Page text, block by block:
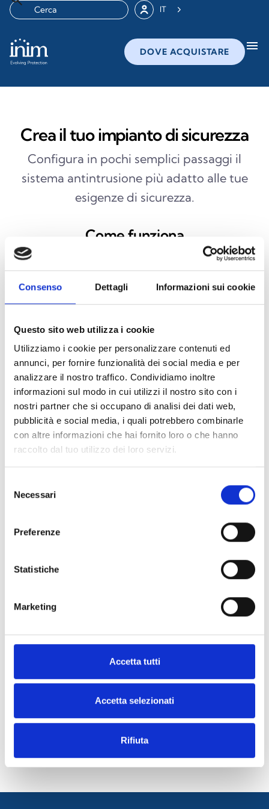
Consenso Dettagli Informazioni sui cookie
Questo sito web utilizza i cookie
Utilizziamo i cookie per personalizzare contenuti ed
annunci, per fornire funzionalità dei social media e per
analizzare il nostro traffico. Condividiamo inoltre
informazioni sul modo in cui utilizzi il nostro sito con i
nostri partner che si occupano di analisi dei dati web,
pubblicità e social media, i quali potrebbero combinarle
con altre informazioni che hai fornito loro o che hanno
raccolto dal tuo utilizzo dei loro servizi.
delNecessari
Preferenze
Statistiche
Marketing
Accetta tutti
Accetta selezionati
Rifiuta
IT
DOVE ACQUISTARE menu
CONFIGURAZIONE
RISULTATO
INVIO RICHIESTA
Crea il tuo impianto di sicurezza
Configura in pochi semplici passaggi il
sistema antintrusione più adatto alle tue
esigenze di sicurezza.
Come funziona
Seleziona la tua abitazione
Scegli quali sono le tue esigenze
Invia la richiesta alla Inim